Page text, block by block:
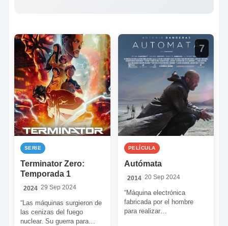
SERIE
Terminator Zero:
Temporada 1
2024 29 Sep 2024
“Las máquinas surgieron de
las cenizas del fuego
nuclear. Su guerra para
7
PELÍCULA
Autómata
2014 20 Sep 2024
“Máquina electrónica
fabricada por el hombre
para realizar